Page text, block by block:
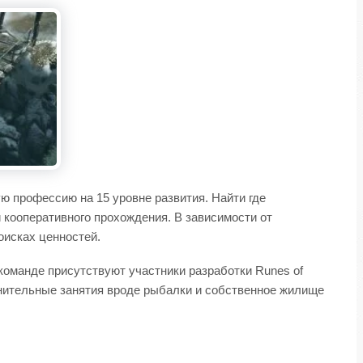
профессию на 15 уровне развития. Найти где
прохождения. В зависимости от
ценностей.
присутствуют участники разработки Runes of
занятия вроде рыбалки и собственное жилище